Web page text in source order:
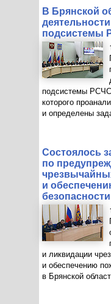
В Брянской
подсистемы
подсистемы
которого
и определены
Состоялось
по
и
безопасности
и ликвидации
и обеспечению
в Брянской